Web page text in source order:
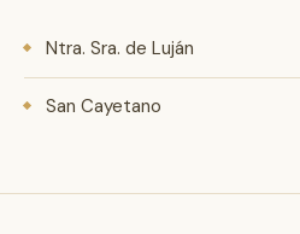
Ntra. Sra. de Luján
San Cayetano